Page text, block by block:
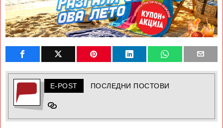
E-POST ПОСЛЕДНИ ПОСТОВИ